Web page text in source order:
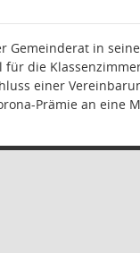
Gemeinderat in
für die
einer
Prämie an eine